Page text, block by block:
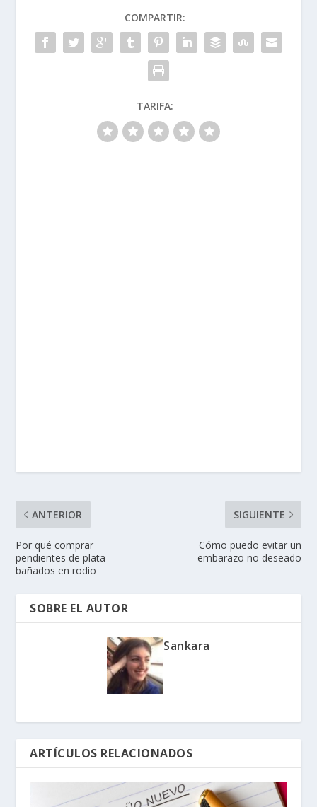
COMPARTIR:
TARIFA:
ANTERIOR
Por qué comprar
pendientes de plata
bañados en rodio
SIGUIENTE
Cómo puedo evitar un
embarazo no deseado
SOBRE EL AUTOR
Sankara
ARTÍCULOS RELACIONADOS